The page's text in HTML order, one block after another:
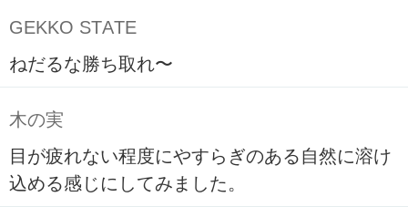
GEKKO STATE
ねだるな勝ち取れ〜
木の実
目が疲れない程度にやすらぎのある自然に溶け
込める感じにしてみました。